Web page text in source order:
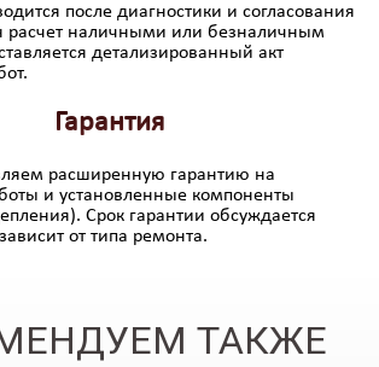
после диагностики и согласования
расчет наличными или безналичным
детализированный акт
Гарантия
расширенную гарантию на
и установленные компоненты
Срок гарантии обсуждается
от типа ремонта.
ТАКЖЕ